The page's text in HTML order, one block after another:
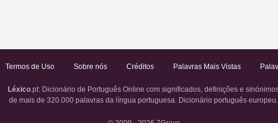
Termos de Uso Sobre nós Créditos Palavras Mais Vistas
Léxico.pt: Dicionário de Português Online com significados, definições e
de mais de 320.000 palavras da língua portuguesa. Dicionário português europeu.